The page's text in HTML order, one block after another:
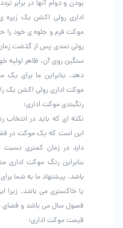
بودن و دوام آنها در
اداری رولی اکشن بک
موکت فرم و جلوه ی خود را
رولی نمدی پس از گذشت زمان
سنگین روی آن، ظاهر اولیه
دهد. بنابراین ما برای یک
موکت اداری رولی اکشن بک
رنگبندی موکت اداری:
نکته ای که باید در انتخاب
این است که یک موکت در
دارد در زمان کمتری
بنابراین رنگ موکت اداری
باشد. پیشنهاد ما به شما
یا خاکستری می باشد. زیرا
فصول سال می باشد و فضای
قیمت موکت اداری: